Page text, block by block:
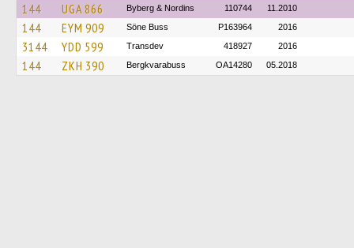
144 UGA 866 Byberg & Nordins 110744 11.2010
144 EYM 909 Söne Buss P163964 2016
3144 YDD 599 Transdev 418927 2016
144 ZKH 390 Bergkvarabuss OA14280 05.2018